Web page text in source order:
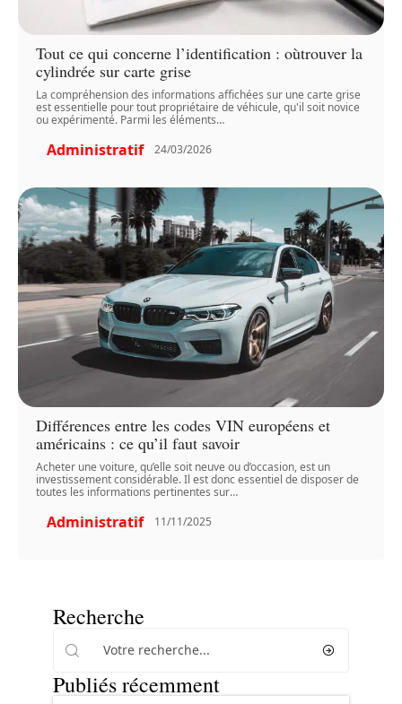
Tout ce qui concerne l’identification : oùtrouver la
cylindrée sur carte grise
La compréhension des informations affichées sur une carte grise
est essentielle pour tout propriétaire de véhicule, qu'il soit novice
ou expérimenté. Parmi les éléments…
Administratif 24/03/2026
Différences entre les codes VIN européens et
américains : ce qu’il faut savoir
Acheter une voiture, qu’elle soit neuve ou d’occasion, est un
investissement considérable. Il est donc essentiel de disposer de
toutes les informations pertinentes sur…
Administratif 11/11/2025
Recherche
Publiés récemment